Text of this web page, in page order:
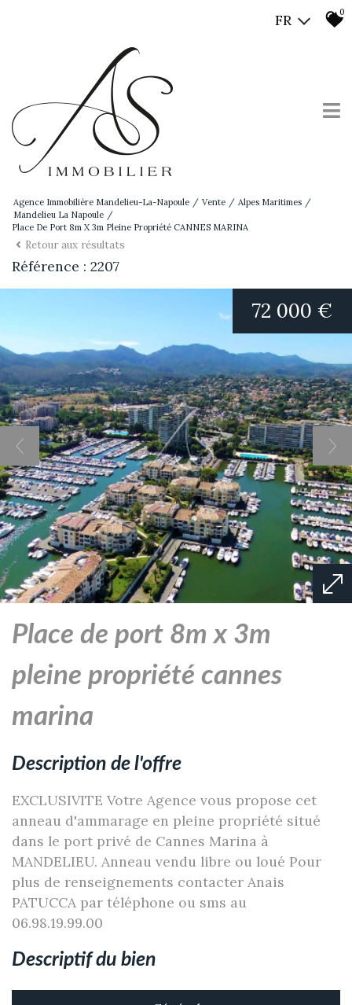
FR 0
Agence Immobilière Mandelieu-La-Napoule Vente
Alpes Maritimes
Mandelieu La Napoule
Place De Port 8m X 3m Pleine Propriété CANNES MARINA
Retour aux résultats
Référence : 2207
72 000 €
place de port 8m x 3m
pleine propriété cannes
marina
description de l'offre
EXCLUSIVITE Votre Agence vous propose cet
anneau d'ammarage en pleine propriété situé
dans le port privé de Cannes Marina à
MANDELIEU. Anneau vendu libre ou loué Pour
plus de renseignements contacter Anais
PATUCCA par téléphone ou sms au
06.98.19.99.00
descriptif du bien